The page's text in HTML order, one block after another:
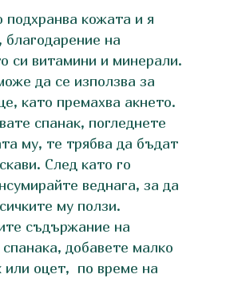
подхранва кожата и я
благодарение на
си витамини и минерали.
да се използва за
като премахва акнето.
спанак, погледнете
му, те трябва да бъдат
След като го
веднага, за да
му ползи.
съдържание на
добавете малко
или оцет, по време на